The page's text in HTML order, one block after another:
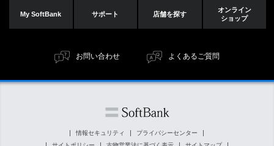
My SoftBank サポート 店舗を探す
オンライン
ショップ
お問い合わせ よくあるご質問
情報セキュリティ
プライバシーセンター